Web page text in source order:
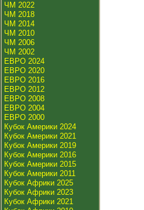
ЧМ 2022
ЧМ 2018
ЧМ 2014
ЧМ 2010
ЧМ 2006
ЧМ 2002
ЕВРО 2024
ЕВРО 2020
ЕВРО 2016
ЕВРО 2012
ЕВРО 2008
ЕВРО 2004
ЕВРО 2000
Кубок Америки 2024
Кубок Америки 2021
Кубок Америки 2019
Кубок Америки 2016
Кубок Америки 2015
Кубок Америки 2011
Кубок Африки 2025
Кубок Африки 2023
Кубок Африки 2021